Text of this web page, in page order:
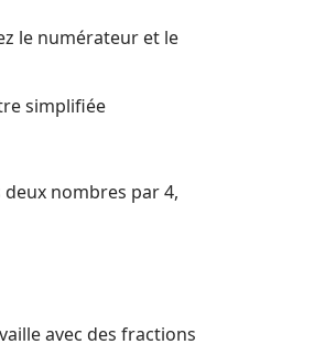
le numérateur et le
simplifiée
deux nombres par 4,
avec des fractions